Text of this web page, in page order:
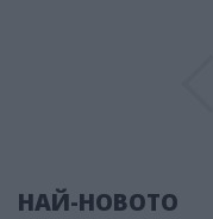
НАЙ-НОВОТО